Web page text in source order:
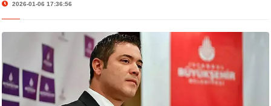
2026-01-06 17:36:56